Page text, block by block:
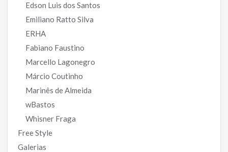
Edson Luis dos Santos
Emiliano Ratto Silva
ERHA
Fabiano Faustino
Marcello Lagonegro
Márcio Coutinho
Marinês de Almeida
wBastos
Whisner Fraga
Free Style
Galerias